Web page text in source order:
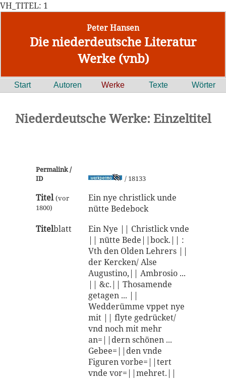
VH_TITEL: 1
Peter Hansen
Die niederdeutsche Literatur
Werke (vnb)
Start Autoren Werke Texte Wörter
Niederdeutsche Werke: Einzeltitel
Permalink /
ID
/ 18133
Titel (vor
1800)
Ein nye christlick unde
nütte Bedebock
Titelblatt
Ein Nye || Christlick vnde
|| nütte Bede||bock.|| :
Vth den Olden Lehrers ||
der Kercken/ Alse
Augustino,|| Ambrosio ...
|| &c.|| Thosamende
getagen ... ||
Wedderümme vppet nye
mit || flyte gedrücket/
vnd noch mit mehr
an=||dern schönen ...
Gebee=||den vnde
Figuren vorbe=||tert
vnde vor=||mehret.||